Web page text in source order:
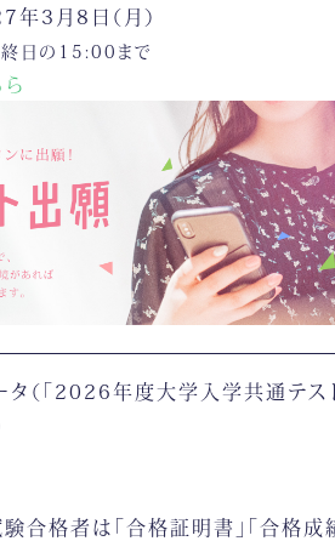
3月8日（月）
日の15:00まで
タ（「2026年度大学入学共通テス
格者は「合格証明書」「合格成